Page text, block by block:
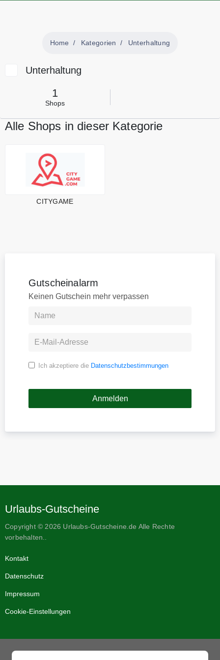
Home Kategorien Unterhaltung
Unterhaltung
1
Shops
Alle Shops in dieser Kategorie
CITYGAME
Gutscheinalarm
Keinen Gutschein mehr verpassen
Ich akzeptiere die Datenschutzbestimmungen
Urlaubs-Gutscheine
Copyright © 2026 Urlaubs-Gutscheine.de Alle Rechte
vorbehalten..
Kontakt
Datenschutz
Impressum
Cookie-Einstellungen